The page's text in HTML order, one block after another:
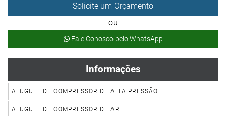
Solicite um Orçamento
ou
Fale Conosco pelo WhatsApp
Informações
ALUGUEL DE COMPRESSOR DE ALTA PRESSÃO
ALUGUEL DE COMPRESSOR DE AR